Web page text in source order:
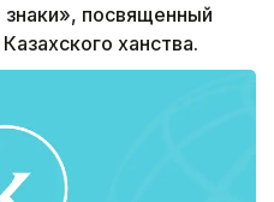
посвященный
ханства.